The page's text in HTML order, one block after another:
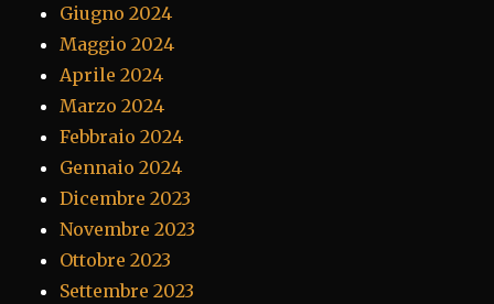
Giugno 2024
Maggio 2024
Aprile 2024
Marzo 2024
Febbraio 2024
Gennaio 2024
Dicembre 2023
Novembre 2023
Ottobre 2023
Settembre 2023